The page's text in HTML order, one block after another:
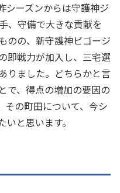
シーズンからは守護神ジ
、守備で大きな貢献を
のの、新守護神ビゴージ
即戦力が加入し、三宅選
りました。どちらかと言
で、得点の増加の要因の
その町田について、今シ
と思います。